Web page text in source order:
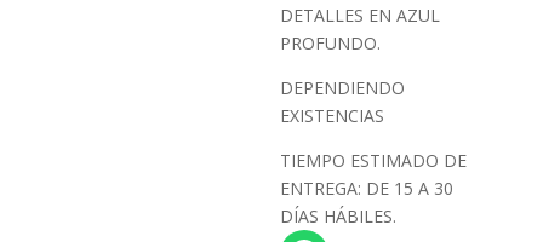
DETALLES EN AZUL
PROFUNDO.
DEPENDIENDO
EXISTENCIAS
TIEMPO ESTIMADO DE
ENTREGA: DE 15 A 30
DÍAS HÁBILES.